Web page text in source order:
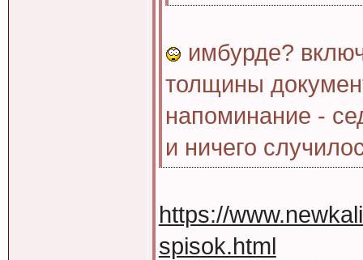
имбурде?
толщины
напоминание -
и ничего
https://
spisok.html